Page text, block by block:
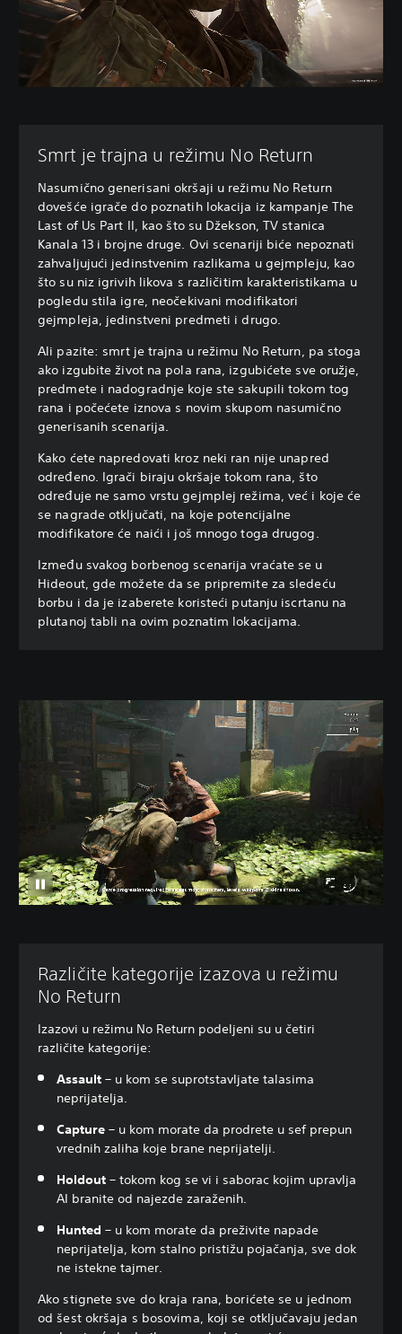
Smrt je trajna u režimu No Return
Nasumično generisani okršaji u režimu No Return
dovešće igrače do poznatih lokacija iz kampanje The
Last of Us Part II, kao što su Džekson, TV stanica
Kanala 13 i brojne druge. Ovi scenariji biće nepoznati
zahvaljujući jedinstvenim razlikama u gejmpleju, kao
što su niz igrivih likova s različitim karakteristikama u
pogledu stila igre, neočekivani modifikatori
gejmpleja, jedinstveni predmeti i drugo.
Ali pazite: smrt je trajna u režimu No Return, pa stoga
ako izgubite život na pola rana, izgubićete sve oružje,
predmete i nadogradnje koje ste sakupili tokom tog
rana i počećete iznova s novim skupom nasumično
generisanih scenarija.
Kako ćete napredovati kroz neki ran nije unapred
određeno. Igrači biraju okršaje tokom rana, što
određuje ne samo vrstu gejmplej režima, već i koje će
se nagrade otključati, na koje potencijalne
modifikatore će naići i još mnogo toga drugog.
Između svakog borbenog scenarija vraćate se u
Hideout, gde možete da se pripremite za sledeću
borbu i da je izaberete koristeći putanju iscrtanu na
plutanoj tabli na ovim poznatim lokacijama.
Različite kategorije izazova u režimu
No Return
Izazovi u režimu No Return podeljeni su u četiri
različite kategorije:
Assault – u kom se suprotstavljate talasima
neprijatelja.
Capture – u kom morate da prodrete u sef prepun
vrednih zaliha koje brane neprijatelji.
Holdout – tokom kog se vi i saborac kojim upravlja
AI branite od najezde zaraženih.
Hunted – u kom morate da preživite napade
neprijatelja, kom stalno pristižu pojačanja, sve dok
ne istekne tajmer.
Ako stignete sve do kraja rana, borićete se u jednom
od šest okršaja s bosovima, koji se otključavaju jedan